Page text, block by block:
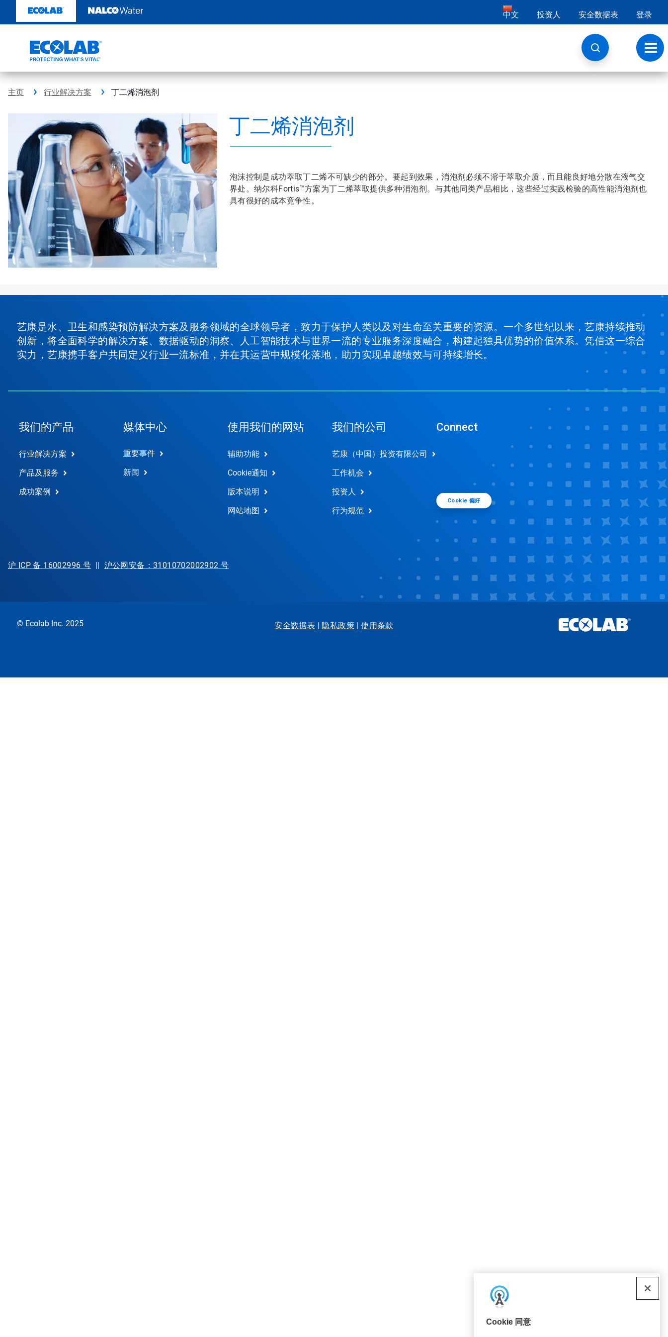
至
Cookie 同意
中文 投资人 安全数据表 登录
切
换
导
航
主页 行业解决方案 丁二烯消泡剂
丁二烯消泡剂
泡沫控制是成功萃取丁二烯不可缺少的部分。要起到效果，消泡剂必须不溶于萃取介质，而且能良好地分散在液气交
界处。纳尔科Fortis™方案为丁二烯萃取提供多种消泡剂。与其他同类产品相比，这些经过实践检验的高性能消泡剂也
具有很好的成本竞争性。
艺康是水、卫生和感染预防解决方案及服务领域的全球领导者，致力于保护人类以及对生命至关重要的资源。一个多世纪以来，艺康持续推动
创新，将全面科学的解决方案、数据驱动的洞察、人工智能技术与世界一流的专业服务深度融合，构建起独具优势的价值体系。凭借这一综合
实力，艺康携手客户共同定义行业一流标准，并在其运营中规模化落地，助力实现卓越绩效与可持续增长。
我们的产品
行业解决方案
产品及服务
成功案例
媒体中心
重要事件
新闻
使用我们的网站
辅助功能
Cookie通知
版本说明
网站地图
我们的公司
艺康（中国）投资有限公司
工作机会
投资人
行为规范
Connect
Cookie 偏好
沪 ICP 备 16002996 号 || 沪公网安备：31010702002902 号
© Ecolab Inc. 2025 安全数据表 | 隐私政策|使用条款